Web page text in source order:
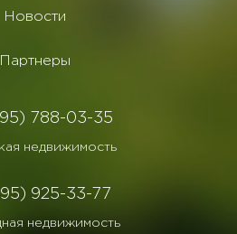
Новости
Партнеры
788-03-35
недвижимость
925-33-77
недвижимость